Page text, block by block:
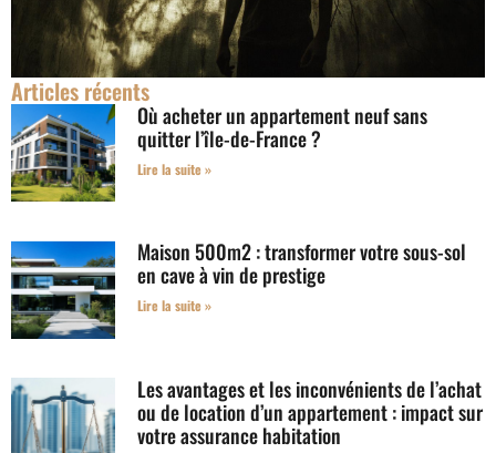
Articles récents
Où acheter un appartement neuf sans
quitter l’île-de-France ?
Lire la suite »
Maison 500m2 : transformer votre sous-sol
en cave à vin de prestige
Lire la suite »
Les avantages et les inconvénients de l’achat
ou de location d’un appartement : impact sur
votre assurance habitation